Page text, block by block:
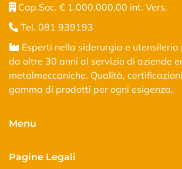
Cap.Soc. € 1.000.000,00 int. Vers.
Tel. 081 939193
Esperti nella siderurgia e utensileria
da oltre 30 anni al servizio di aziende
metalmeccaniche. Qualità,
gamma di prodotti per ogni esigenza.
Menu
Shop
Pagine Legali